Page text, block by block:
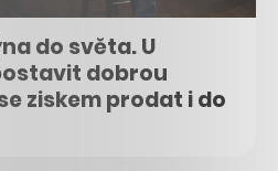
do světa. U
dobrou
ziskem prodat i do